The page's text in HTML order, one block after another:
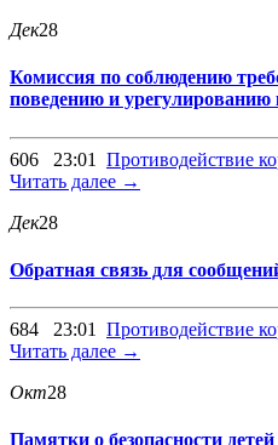
Дек28
Комиссия по соблюдению
поведению и урегулированию
606 23:01 Противодействие
Читать далее →
Дек28
Обратная связь для
684 23:01 Противодействие
Читать далее →
Окт28
Памятки о безопасности